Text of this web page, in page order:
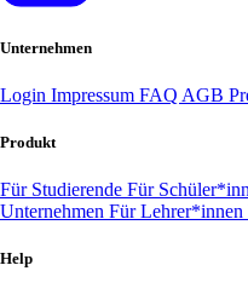
Unternehmen
Login Impressum FAQ AGB
Produkt
Für Studierende Für
Unternehmen Für Lehrer*innen
Help